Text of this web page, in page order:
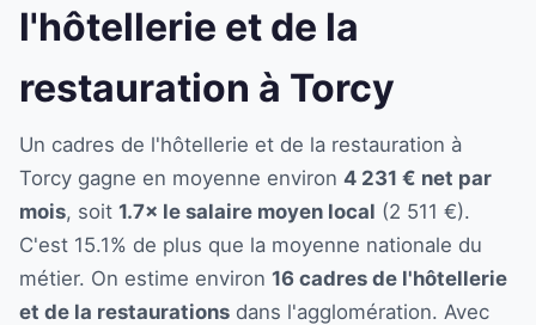
l'hôtellerie et de la
restauration à Torcy
Un cadres de l'hôtellerie et de la restauration à
Torcy gagne en moyenne environ 4 231 € net par
mois, soit 1.7× le salaire moyen local (2 511 €).
C'est 15.1% de plus que la moyenne nationale du
métier. On estime environ 16 cadres de l'hôtellerie
et de la restaurations dans l'agglomération. Avec